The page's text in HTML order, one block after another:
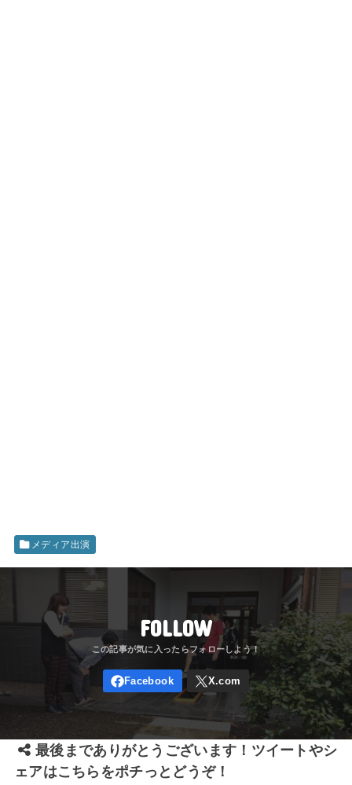
メディア出演
FOLLOW
最後までありがとうございます！ツイートやシ
ェアはこちらをポチっとどうぞ！